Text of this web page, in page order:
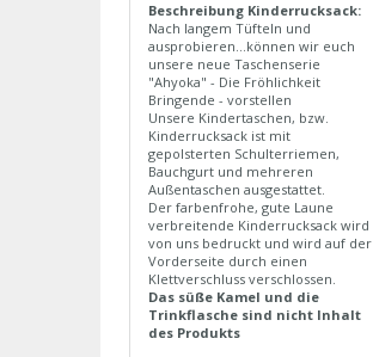
Beschreibung Kinderrucksack:
Nach langem Tüfteln und
ausprobieren...können wir euch
unsere neue Taschenserie
"Ahyoka" - Die Fröhlichkeit
Bringende - vorstellen
Unsere Kindertaschen, bzw.
Kinderrucksack ist mit
gepolsterten Schulterriemen,
Bauchgurt und mehreren
Außentaschen ausgestattet.
Der farbenfrohe, gute Laune
verbreitende Kinderrucksack wird
von uns bedruckt und wird auf der
Vorderseite durch einen
Klettverschluss verschlossen.
Das süße Kamel und die
Trinkflasche sind nicht Inhalt
des Produkts